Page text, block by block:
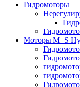
Гидромоторы
Моторы M+S